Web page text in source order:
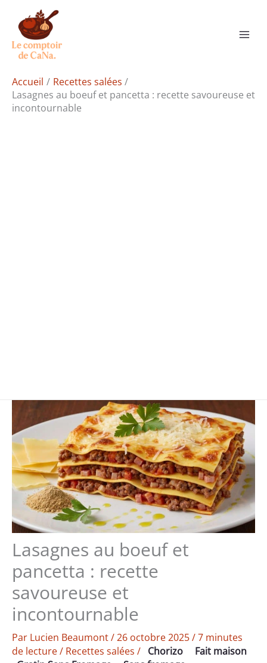
contenu
Accueil
Recettes salées
Lasagnes au boeuf et pancetta : recette savoureuse et
incontournable
Lasagnes au boeuf et
pancetta : recette
savoureuse et
incontournable
Par Lucien Beaumont/26 octobre 2025/7 minutes
de lecture/ Recettes salées / Chorizo
Fait maison
Rechercher